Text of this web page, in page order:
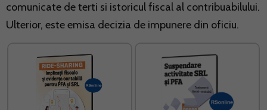
comunicate de terti si istoricul fiscal al contribuabilului.
Ulterior, este emisa decizia de impunere din oficiu.